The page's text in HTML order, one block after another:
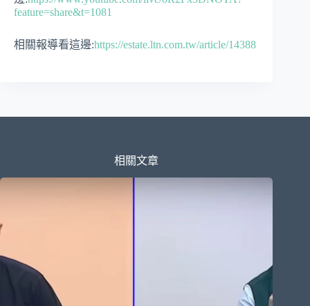
feature=share&t=1081
相關報導看這邊:https://estate.ltn.com.tw/article/14388
相關文章